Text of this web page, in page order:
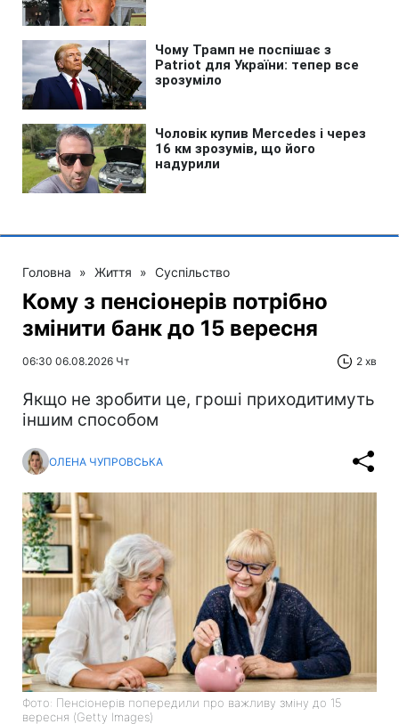
Головна » Життя » Суспільство
Кому з пенсіонерів потрібно
змінити банк до 15 вересня
06:30 06.08.2026 Чт 2 хв
Якщо не зробити це, гроші приходитимуть
іншим способом
ОЛЕНА ЧУПРОВСЬКА
Фото: Пенсіонерів попередили про важливу зміну до 15
вересня (Getty Images)